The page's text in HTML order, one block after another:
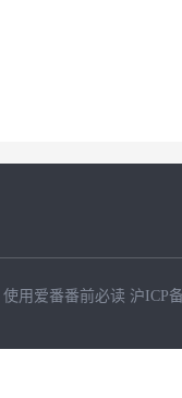
使用爱番番前必读 沪ICP